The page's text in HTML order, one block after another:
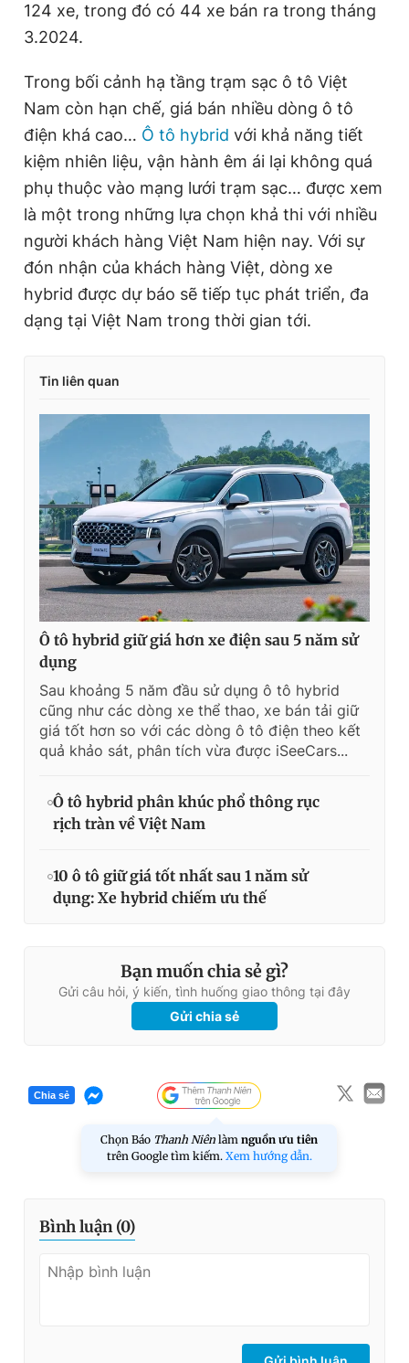
124 xe, trong đó có 44 xe bán ra trong tháng
3.2024.
Trong bối cảnh hạ tầng trạm sạc ô tô Việt
Nam còn hạn chế, giá bán nhiều dòng ô tô
điện khá cao… Ô tô hybrid với khả năng tiết
kiệm nhiên liệu, vận hành êm ái lại không quá
phụ thuộc vào mạng lưới trạm sạc… được xem
là một trong những lựa chọn khả thi với nhiều
người khách hàng Việt Nam hiện nay. Với sự
đón nhận của khách hàng Việt, dòng xe
hybrid được dự báo sẽ tiếp tục phát triển, đa
dạng tại Việt Nam trong thời gian tới.
Tin liên quan
Ô tô hybrid giữ giá hơn xe điện sau 5 năm sử
dụng
Sau khoảng 5 năm đầu sử dụng ô tô hybrid
cũng như các dòng xe thể thao, xe bán tải giữ
giá tốt hơn so với các dòng ô tô điện theo kết
quả khảo sát, phân tích vừa được iSeeCars...
Ô tô hybrid phân khúc phổ thông rục
rịch tràn về Việt Nam
10 ô tô giữ giá tốt nhất sau 1 năm sử
dụng: Xe hybrid chiếm ưu thế
Bạn muốn chia sẻ gì?
Gửi câu hỏi, ý kiến, tình huống giao thông tại đây
Gửi chia sẻ
Chia sẻ
Chọn Báo Thanh Niên làm nguồn ưu tiên
trên Google tìm kiếm. Xem hướng dẫn.
Bình luận (0)